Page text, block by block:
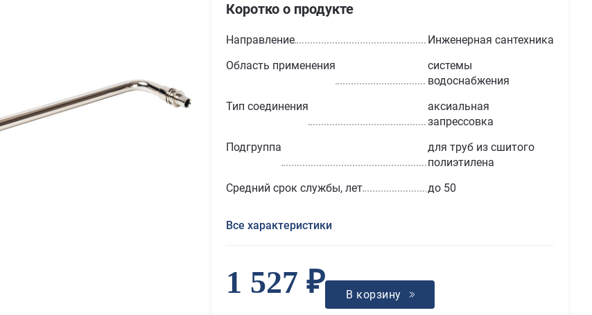
Коротко о продукте
Направление
Инженерная сантехника
Область применения
системы
водоснабжения
Тип соединения
аксиальная
запрессовка
Подгруппа
для труб из сшитого
полиэтилена
Средний срок службы, лет
до 50
Все характеристики
1 527 ₽ В корзину